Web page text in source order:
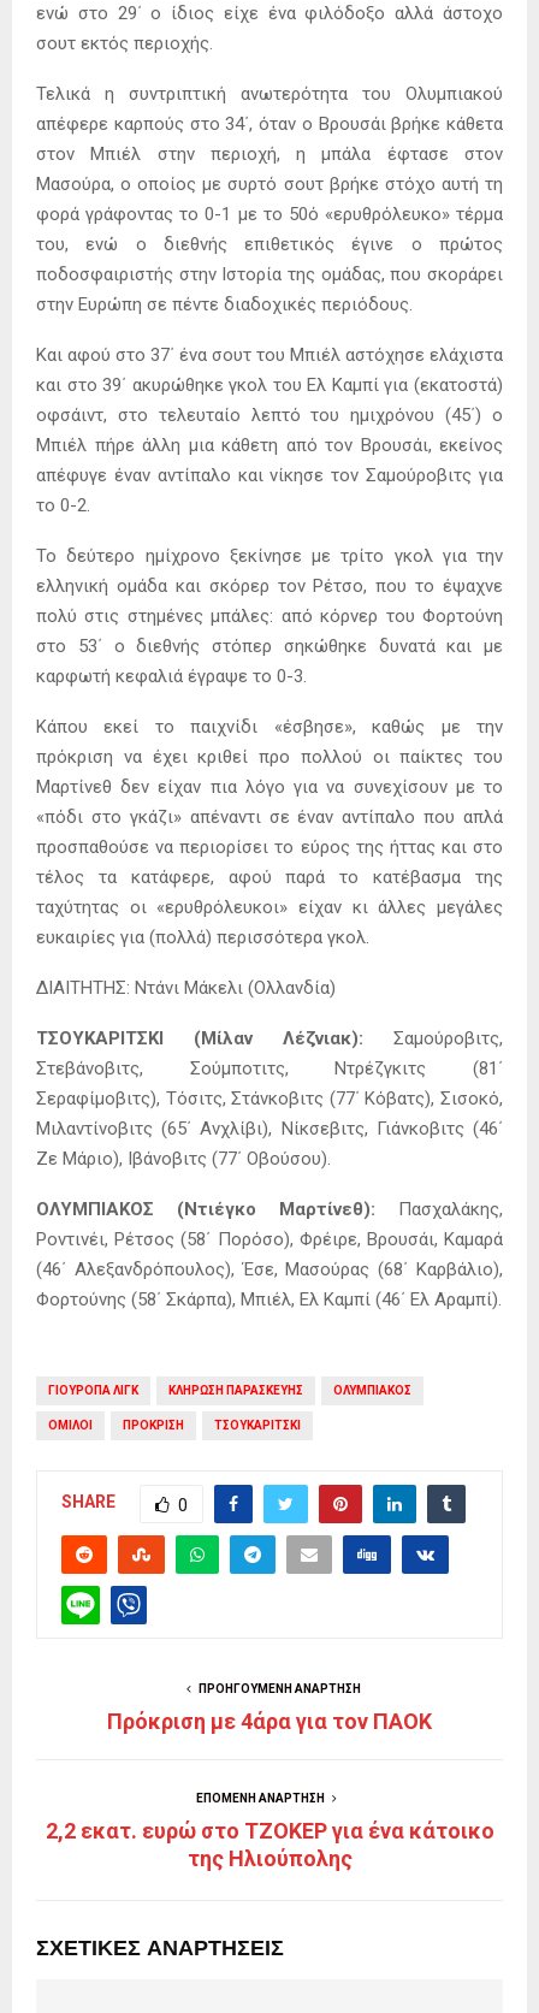
ενώ στο 29΄ ο ίδιος είχε ένα φιλόδοξο αλλά άστοχο
σουτ εκτός περιοχής.
Τελικά η συντριπτική ανωτερότητα του Ολυμπιακού
απέφερε καρπούς στο 34΄, όταν ο Βρουσάι βρήκε κάθετα
στον Μπιέλ στην περιοχή, η μπάλα έφτασε στον
Μασούρα, ο οποίος με συρτό σουτ βρήκε στόχο αυτή τη
φορά γράφοντας το 0-1 με το 50ό «ερυθρόλευκο» τέρμα
του, ενώ ο διεθνής επιθετικός έγινε ο πρώτος
ποδοσφαιριστής στην Ιστορία της ομάδας, που σκοράρει
στην Ευρώπη σε πέντε διαδοχικές περιόδους.
Και αφού στο 37΄ ένα σουτ του Μπιέλ αστόχησε ελάχιστα
και στο 39΄ ακυρώθηκε γκολ του Ελ Καμπί για (εκατοστά)
οφσάιντ, στο τελευταίο λεπτό του ημιχρόνου (45΄) ο
Μπιέλ πήρε άλλη μια κάθετη από τον Βρουσάι, εκείνος
απέφυγε έναν αντίπαλο και νίκησε τον Σαμούροβιτς για
το 0-2.
Το δεύτερο ημίχρονο ξεκίνησε με τρίτο γκολ για την
ελληνική ομάδα και σκόρερ τον Ρέτσο, που το έψαχνε
πολύ στις στημένες μπάλες: από κόρνερ του Φορτούνη
στο 53΄ ο διεθνής στόπερ σηκώθηκε δυνατά και με
καρφωτή κεφαλιά έγραψε το 0-3.
Κάπου εκεί το παιχνίδι «έσβησε», καθώς με την
πρόκριση να έχει κριθεί προ πολλού οι παίκτες του
Μαρτίνεθ δεν είχαν πια λόγο για να συνεχίσουν με το
«πόδι στο γκάζι» απέναντι σε έναν αντίπαλο που απλά
προσπαθούσε να περιορίσει το εύρος της ήττας και στο
τέλος τα κατάφερε, αφού παρά το κατέβασμα της
ταχύτητας οι «ερυθρόλευκοι» είχαν κι άλλες μεγάλες
ευκαιρίες για (πολλά) περισσότερα γκολ.
ΔΙΑΙΤΗΤΗΣ: Ντάνι Μάκελι (Ολλανδία)
ΤΣΟΥΚΑΡΙΤΣΚΙ (Μίλαν Λέζνιακ): Σαμούροβιτς,
Στεβάνοβιτς, Σούμποτιτς, Ντρέζγκιτς (81΄
Σεραφίμοβιτς), Τόσιτς, Στάνκοβιτς (77΄ Κόβατς), Σισοκό,
Μιλαντίνοβιτς (65΄ Ανχλίβι), Νίκσεβιτς, Γιάνκοβιτς (46΄
Ζε Μάριο), Ιβάνοβιτς (77΄ Οβούσου).
ΟΛΥΜΠΙΑΚΟΣ (Ντιέγκο Μαρτίνεθ): Πασχαλάκης,
Ροντινέι, Ρέτσος (58΄ Πορόσο), Φρέιρε, Βρουσάι, Καμαρά
(46΄ Αλεξανδρόπουλος), Έσε, Μασούρας (68΄ Καρβάλιο),
Φορτούνης (58΄ Σκάρπα), Μπιέλ, Ελ Καμπί (46΄ Ελ Αραμπί).
ΓΙΟΥΡΟΠΑ ΛΙΓΚ ΚΛΗΡΩΣΗ ΠΑΡΑΣΚΕΥΗΣ ΟΛΥΜΠΙΑΚΟΣ
ΟΜΙΛΟΙ ΠΡΟΚΡΙΣΗ ΤΣΟΥΚΑΡΙΤΣΚΙ
SHARE 0
ΠΡΟΗΓΟΎΜΕΝΗ ΑΝΆΡΤΗΣΗ
Πρόκριση με 4άρα για τον ΠΑΟΚ
ΕΠΌΜΕΝΗ ΑΝΆΡΤΗΣΗ
2,2 εκατ. ευρώ στο ΤΖΟΚΕΡ για ένα κάτοικο
της Ηλιούπολης
ΣΧΕΤΙΚΈΣ ΑΝΑΡΤΉΣΕΙΣ